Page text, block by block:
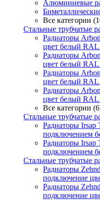
Алюминиевые
Все категории
Стальные трубчатые
Радиаторы
цвет белый RAL
Радиаторы
цвет белый RAL
Радиаторы
цвет белый RAL
Радиаторы
цвет белый RAL
Все категории
Стальные трубчатые
Радиаторы Irsap
подключением
Радиаторы Irsap
подключением
Стальные трубчатые
Радиаторы
подключение
Радиаторы
подключение